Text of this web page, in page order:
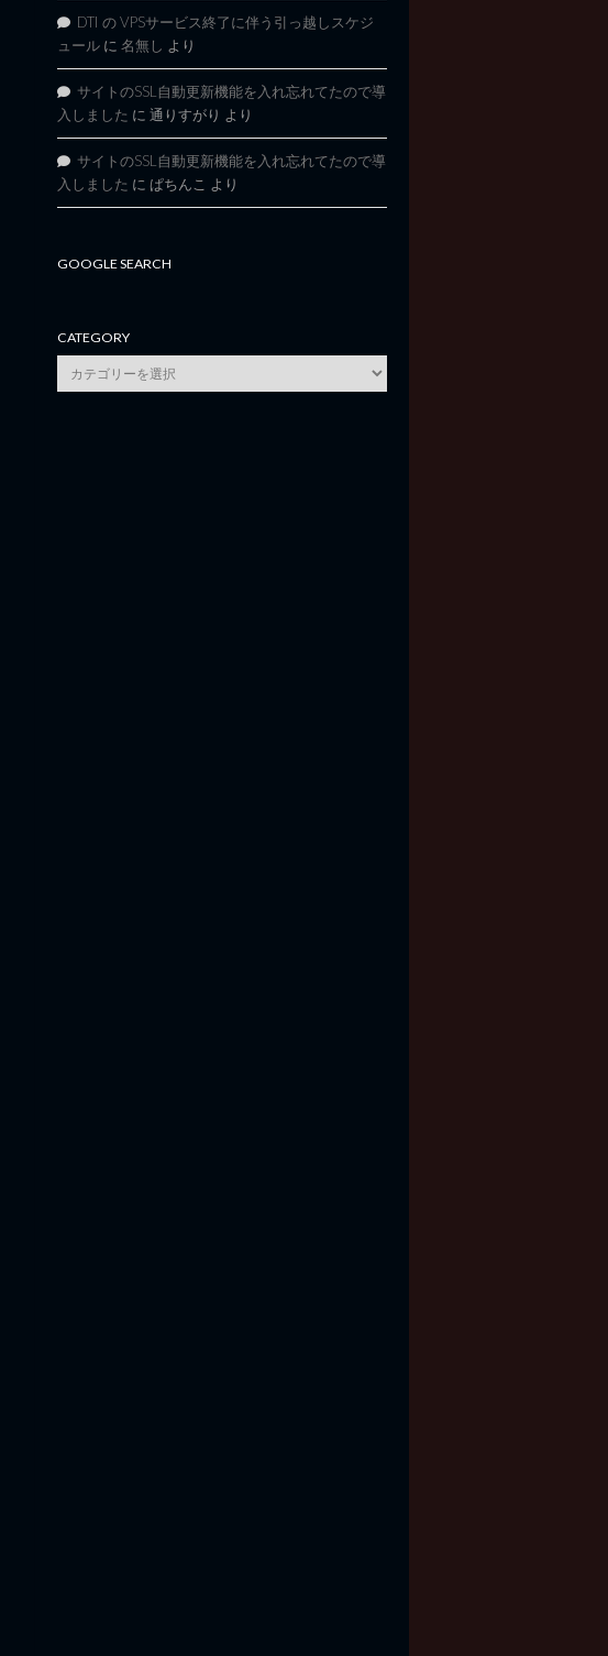
DTI の VPSサービス終了に伴う引っ越しスケジ
ュール に 名無し より
サイトのSSL自動更新機能を入れ忘れてたので導
入しました に 通りすがり より
サイトのSSL自動更新機能を入れ忘れてたので導
入しました に ぱちんこ より
GOOGLE SEARCH
CATEGORY
category